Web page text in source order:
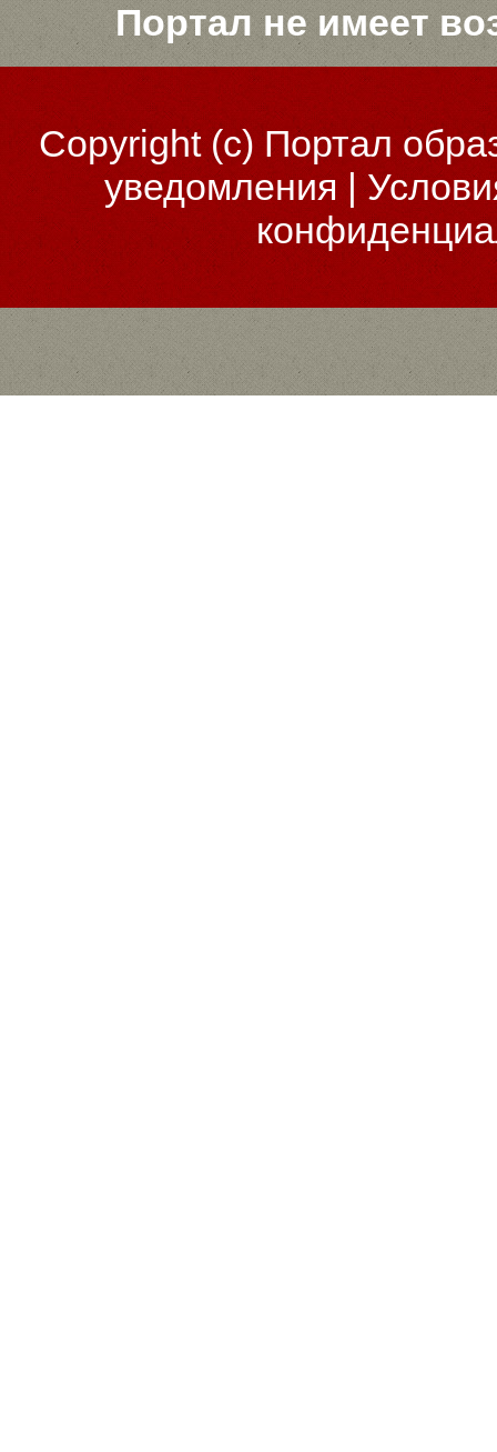
Портал не имеет
Copyright (c)Портал
уведомления |